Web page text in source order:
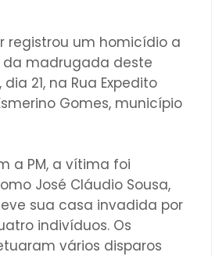
registrou um homicídio a
da madrugada deste
21, na Rua Expedito
Gomes, município
a PM, a vítima foi
José Cláudio Sousa,
sua casa invadida por
indivíduos. Os
vários disparos